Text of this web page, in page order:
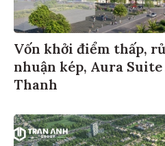
Vốn khởi điểm thấp,
nhuận kép, Aura
Thanh